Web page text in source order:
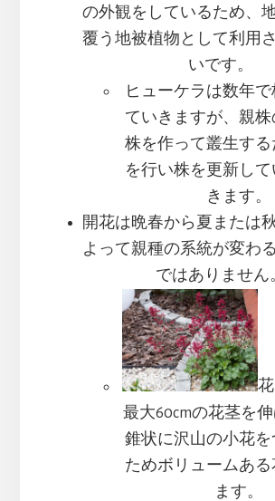
の外観をしているため、
覆う地被植物として利用
いです。
ヒューケラは数年で
ていきますが、親
株を作って叢生す
を行い株を更新し
きます。
開花は晩春から夏または
よって親種の系統が変わ
ではありません
最大60cmの花茎を
錐状に沢山の小花を
ためボリュームある
ます。